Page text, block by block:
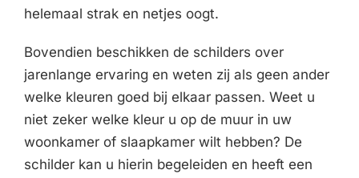
helemaal strak en netjes oogt.
Bovendien beschikken de schilders over
jarenlange ervaring en weten zij als geen ander
welke kleuren goed bij elkaar passen. Weet u
niet zeker welke kleur u op de muur in uw
woonkamer of slaapkamer wilt hebben? De
schilder kan u hierin begeleiden en heeft een